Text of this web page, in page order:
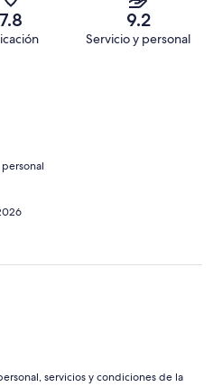
7.8 9.2
Servicio y personal
servicios y condiciones de la